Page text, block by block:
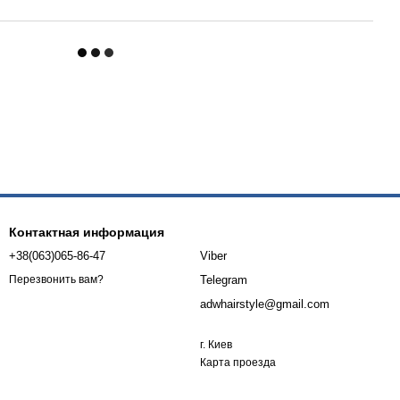
Контактная информация
+38(063)065-86-47
Перезвонить вам?
Viber
Telegram
adwhairstyle@gmail.com
г. Киев
Карта проезда